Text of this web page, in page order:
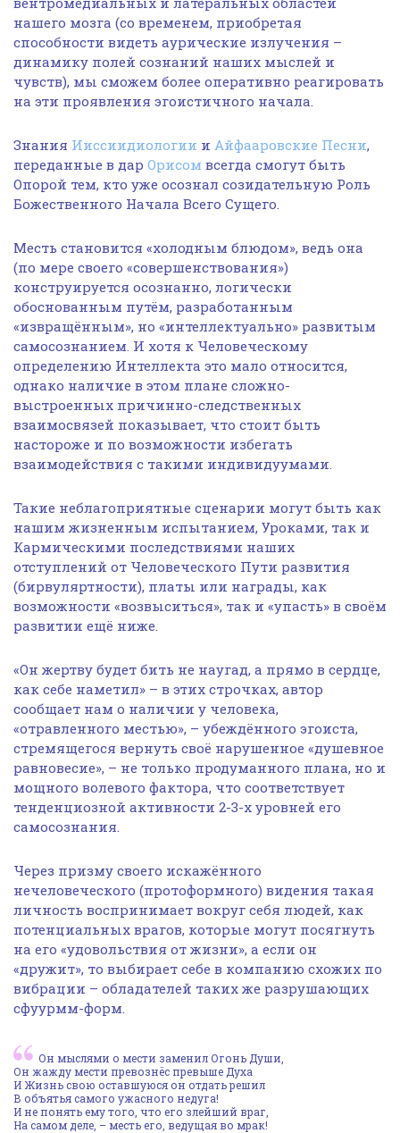
нашего мозга (со временем, приобретая
способности видеть аурические излучения –
динамику полей сознаний наших мыслей и
чувств), мы сможем более оперативно реагировать
на эти проявления эгоистичного начала.
Знания Ииссиидиологии и Айфааровские Песни,
переданные в дар Орисом всегда смогут быть
Опорой тем, кто уже осознал созидательную Роль
Божественного Начала Всего Сущего.
Месть становится «холодным блюдом», ведь она
(по мере своего «совершенствования»)
конструируется осознанно, логически
обоснованным путём, разработанным
«извращённым», но «интеллектуально» развитым
самосознанием. И хотя к Человеческому
определению Интеллекта это мало относится,
однако наличие в этом плане сложно-
выстроенных причинно-следственных
взаимосвязей показывает, что стоит быть
настороже и по возможности избегать
взаимодействия с такими индивидуумами.
Такие неблагоприятные сценарии могут быть как
нашим жизненным испытанием, Уроками, так и
Кармическими последствиями наших
отступлений от Человеческого Пути развития
(бирвуляртности), платы или награды, как
возможности «возвыситься», так и «упасть» в своём
развитии ещё ниже.
«Он жертву будет бить не наугад, а прямо в сердце,
как себе наметил» – в этих строчках, автор
сообщает нам о наличии у человека,
«отравленного местью», – убеждённого эгоиста,
стремящегося вернуть своё нарушенное «душевное
равновесие», – не только продуманного плана, но и
мощного волевого фактора, что соответствует
тенденциозной активности 2-3-х уровней его
самосознания.
Через призму своего искажённого
нечеловеческого (протоформного) видения такая
личность воспринимает вокруг себя людей, как
потенциальных врагов, которые могут посягнуть
на его «удовольствия от жизни», а если он
«дружит», то выбирает себе в компанию схожих по
вибрации – обладателей таких же разрушающих
сфуурмм-форм.
Он мыслями о мести заменил Огонь Души,
Он жажду мести превознёс превыше Духа
И Жизнь свою оставшуюся он отдать решил
В объятья самого ужасного недуга!
И не понять ему того, что его злейший враг,
На самом деле, – месть его, ведущая во мрак!